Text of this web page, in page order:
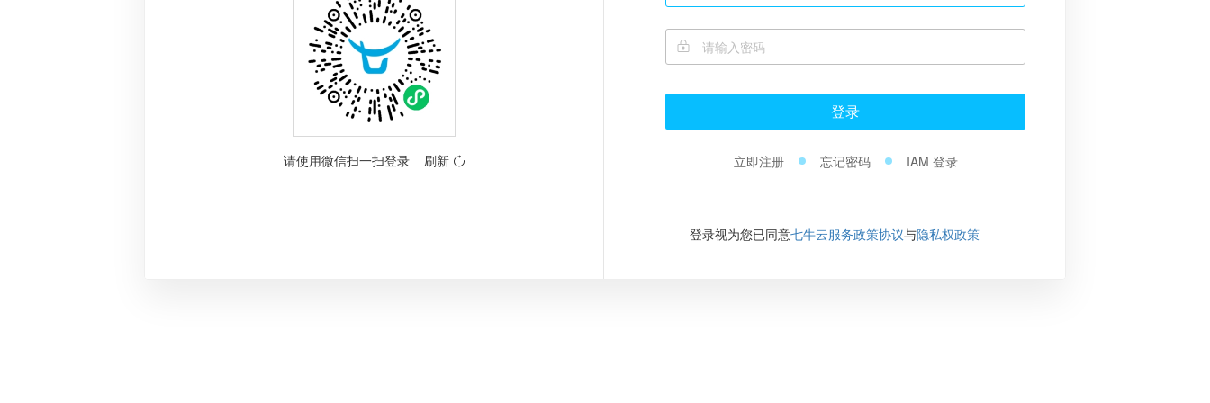
请使用微信扫一扫登录 刷新
登录
立即注册 忘记密码 IAM 登录
登录视为您已同意七牛云服务政策协议与隐私权政策